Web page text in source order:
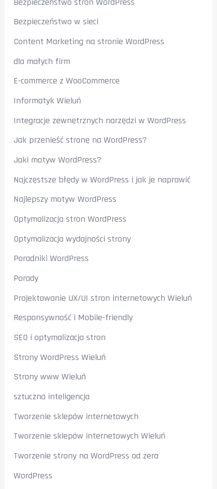
Bezpieczeństwo w sieci
Content Marketing na stronie WordPress
dla małych firm
E-commerce z WooCommerce
Informatyk Wieluń
Integracje zewnętrznych narzędzi w WordPress
Jak przenieść stronę na WordPress?
Jaki motyw WordPress?
Najczęstsze błędy w WordPress i jak je naprawić
Najlepszy motyw WordPress
Optymalizacja stron WordPress
Optymalizacja wydajności strony
Poradniki WordPress
Porady
Projektowanie UX/UI stron internetowych Wieluń
Responsywność i Mobile-friendly
SEO i optymalizacja stron
Strony WordPress Wieluń
Strony www Wieluń
sztuczna inteligencja
Tworzenie sklepów internetowych
Tworzenie sklepów internetowych Wieluń
Tworzenie strony na WordPress od zera
WordPress